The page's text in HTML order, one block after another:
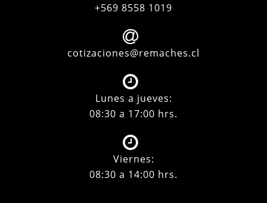
+569 8558 1019
cotizaciones@remaches.cl
Lunes a jueves:
08:30 a 17:00 hrs.
Viernes:
08:30 a 14:00 hrs.